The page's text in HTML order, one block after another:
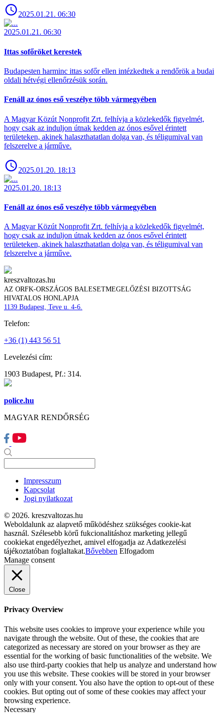
2025.01.21. 06:30
2025.01.21. 06:30
Ittas sofőröket kerestek
Budapesten harminc ittas sofőr ellen intézkedtek a rendőrök a budai
oldali hétvégi ellenőrzésük során.
Fenáll az ónos eső veszélye több vármegyében
A Magyar Közút Nonprofit Zrt. felhívja a közlekedők figyelmét,
hogy csak az induljon útnak kedden az ónos esővel érintett
területeken, akinek halaszthatatlan dolga van, és téligumival van
felszerelve a járműve.
2025.01.20. 18:13
2025.01.20. 18:13
Fenáll az ónos eső veszélye több vármegyében
A Magyar Közút Nonprofit Zrt. felhívja a közlekedők figyelmét,
hogy csak az induljon útnak kedden az ónos esővel érintett
területeken, akinek halaszthatatlan dolga van, és téligumival van
felszerelve a járműve.
kreszvaltozas.hu
AZ ORFK-ORSZÁGOS BALESETMEGELŐZÉSI BIZOTTSÁG
HIVATALOS HONLAPJA
1139 Budapest, Teve u. 4-6.
Telefon:
+36 (1) 443 56 51
Levelezési cím:
1903 Budapest, Pf.: 314.
police.hu
MAGYAR RENDŐRSÉG
Impresszum
Kapcsolat
Jogi nyilatkozat
© 2026. kreszvaltozas.hu
Weboldalunk az alapvető működéshez szükséges cookie-kat
használ. Szélesebb körű fukcionalitáshoz marketing jellegű
cookiekat engedélyezhet, amivel elfogadja az Adatkezelési
tájékoztatóban foglaltakat.Bővebben Elfogadom
Manage consent
Close
Privacy Overview
This website uses cookies to improve your experience while you
navigate through the website. Out of these, the cookies that are
categorized as necessary are stored on your browser as they are
essential for the working of basic functionalities of the website. We
also use third-party cookies that help us analyze and understand how
you use this website. These cookies will be stored in your browser
only with your consent. You also have the option to opt-out of these
cookies. But opting out of some of these cookies may affect your
browsing experience.
Necessary